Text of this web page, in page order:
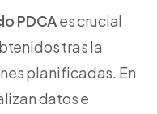
PDCAes crucial
tras la
planificadas. En
datos e